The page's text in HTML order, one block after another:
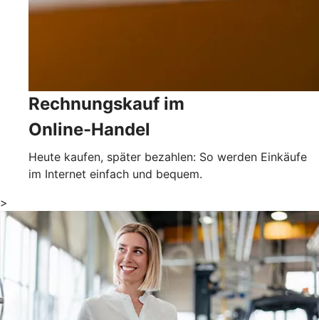
Rechnungskauf im
Online-Handel
Heute kaufen, später bezahlen: So werden Einkäufe
im Internet einfach und bequem.
>